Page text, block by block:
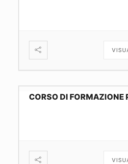
CORSO DI FORMAZIONE